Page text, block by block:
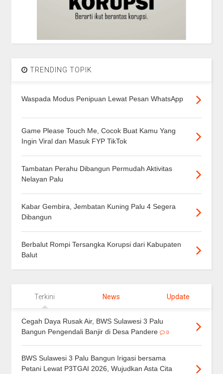
TRENDING TOPIK
Waspada Modus Penipuan Lewat Pesan WhatsApp
Game Please Touch Me, Cocok Buat Kamu Yang
Ingin Viral dan Masuk FYP TikTok
Tambatan Perahu Dibangun Permudah Aktivitas
Nelayan Palu
Kabar Gembira, Jembatan Kuning Palu 4 Segera
Dibangun
Berbalut Rompi Tersangka Korupsi dari Kabupaten
Balut
Terkini News Update
Cegah Daya Rusak Air, BWS Sulawesi 3 Palu
Bangun Pengendali Banjir di Desa Pandere
0
BWS Sulawesi 3 Palu Bangun Irigasi bersama
Petani Lewat P3TGAI 2026, Wujudkan Asta Cita